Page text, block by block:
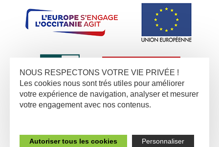
NOUS RESPECTONS VOTRE VIE PRIVÉE !
Les cookies nous sont trés utiles pour améliorer
votre expérience de navigation, analyser et mesurer
votre engagement avec nos contenus.
Autoriser tous les cookies Personnaliser